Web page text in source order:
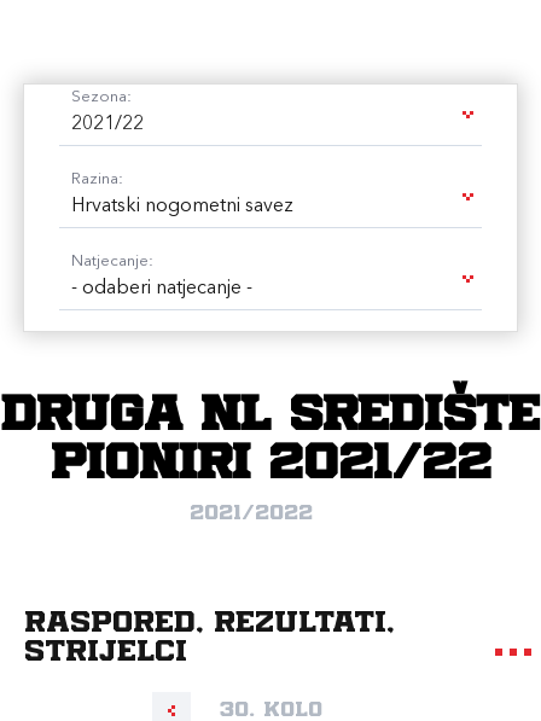
Sezona:
2021/22
Razina:
Hrvatski nogometni savez
Natjecanje:
- odaberi natjecanje -
Druga NL Središte
pioniri 2021/22
2021/2022
Raspored, rezultati,
strijelci
30. kolo